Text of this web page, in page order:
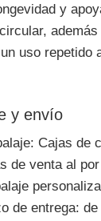
y
uso repetido
y envío
Cajas de
de venta al
de entrega: